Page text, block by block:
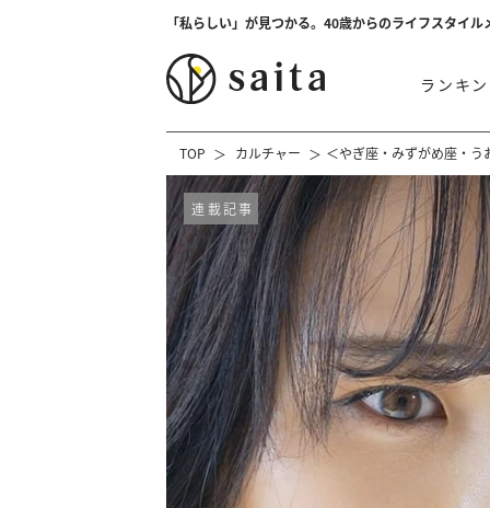
「私らしい」が見つかる。40歳からのライフスタイル
ランキ
TOP カルチャー ＜やぎ座・みずがめ座・う
連載記事